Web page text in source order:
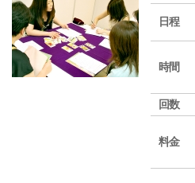
日程
時間
回数
料金